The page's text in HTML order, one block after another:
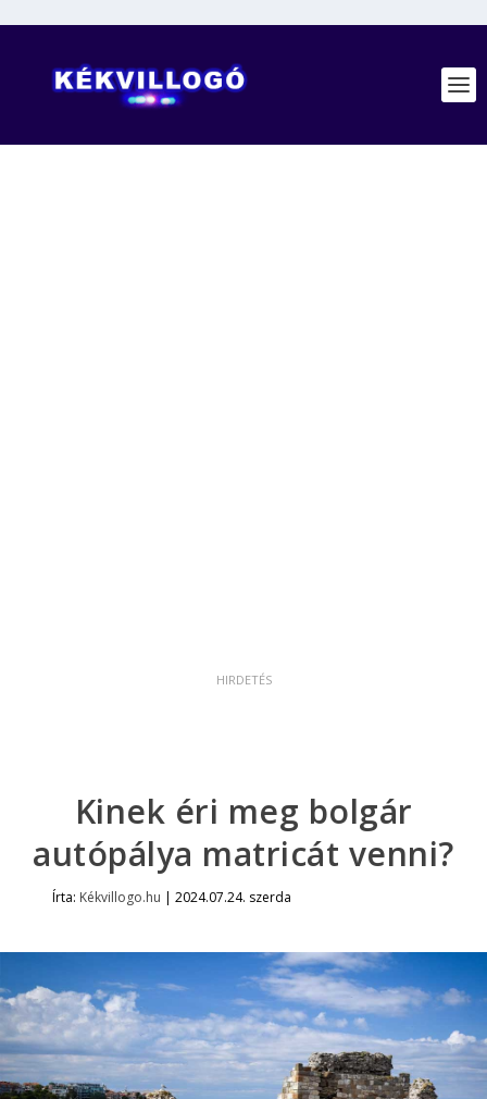
Kinek éri meg bolgár
autópálya matricát venni?
Írta: Kékvillogo.hu | 2024.07.24. szerda